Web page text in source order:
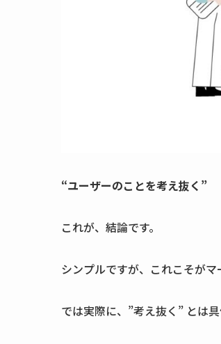
“ユーザーのことを考え抜く”
これが、結論です。
シンプルですが、これこそがマ
では実際に、”考え抜く” とは